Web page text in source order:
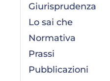
Giurisprudenza
Lo sai che
Normativa
Prassi
Pubblicazioni